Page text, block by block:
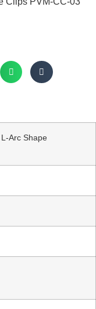
Arc Shape